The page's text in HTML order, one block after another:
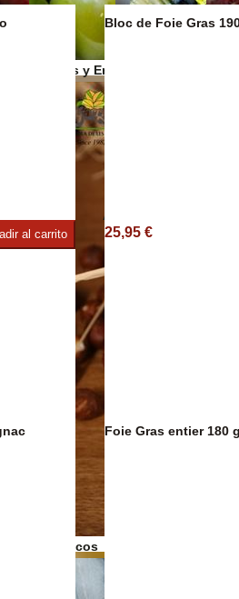
Aceitunas y Encurtidos
Frutos secos
Aceite Aromático
al carrito
Bloc de Foie Gras
25,95 €
Foie Gras entier 180